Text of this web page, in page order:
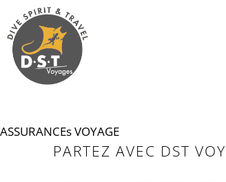
ASSURANCEs VOYAGE
PARTEZ AVEC DST